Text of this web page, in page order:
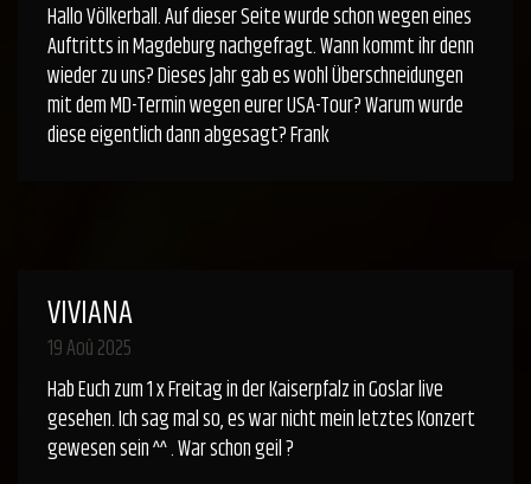
Hallo Völkerball. Auf dieser Seite wurde schon wegen eines
Auftritts in Magdeburg nachgefragt. Wann kommt ihr denn
wieder zu uns? Dieses Jahr gab es wohl Überschneidungen
mit dem MD-Termin wegen eurer USA-Tour? Warum wurde
diese eigentlich dann abgesagt? Frank
VIVIANA
19 Aoû 2025
Hab Euch zum 1 x Freitag in der Kaiserpfalz in Goslar live
gesehen. Ich sag mal so, es war nicht mein letztes Konzert
gewesen sein ^^ . War schon geil ?